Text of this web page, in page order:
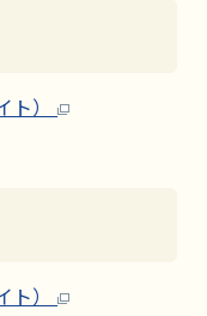
ト）
ト）